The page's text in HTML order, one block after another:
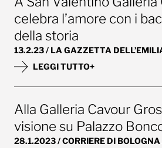
celebra l’amore con i
della storia
13.2.23 / LA GAZZETTA
LEGGI TUTTO+
Alla Galleria Cavour
visione su Palazzo
28.1.2023 / CORRIERE DI